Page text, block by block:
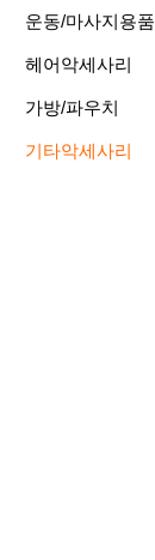
운동/마사지용품
헤어악세사리
가방/파우치
기타악세사리